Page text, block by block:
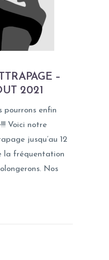
–
2021
pourrons enfin
Voici notre
jusqu’au 12
la fréquentation
Nos